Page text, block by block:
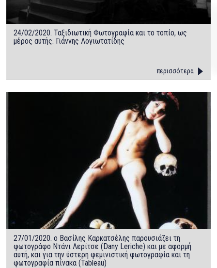
24/02/2020. Ταξιδιωτική Φωτογραφία και το τοπίο, ως
μέρος αυτής. Γιάννης Λογιωτατίδης
περισσότερα
27/01/2020. ο Βασίλης Καρκατσέλης παρουσιάζει τη
φωτογράφο Ντάνι Λερίτσε (Dany Leriche) και με αφορμή
αυτή, και για την ύστερη φεμινιστική φωτογραφία και τη
φωτογραφία πίνακα (Tableau)